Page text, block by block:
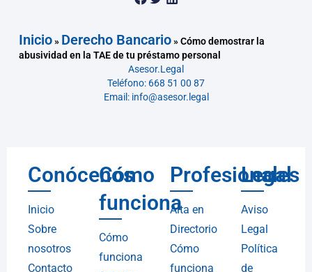
Inicio» Derecho Bancario»Cómo demostrar la
abusividad en la TAE de tu préstamo personal
Asesor.Legal
Teléfono: 668 51 00 87
Email: info@asesor.legal
Conócenos
Inicio
Sobre
nosotros
Contacto
Cómo
funciona
Cómo
funciona
Profesionales
Alta en
Directorio
Cómo
funciona
Legal
Aviso
Legal
Política
de